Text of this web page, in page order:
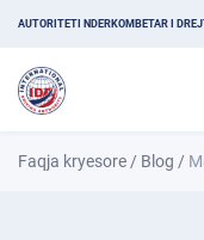
AUTORITETI NDËRKOMBËTAR I
Faqja kryesore / Blog /